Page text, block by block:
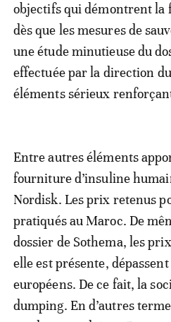
objectifs qui démontrent la
dès que les mesures de
une étude minutieuse du
effectuée par la direction
éléments sérieux
Entre autres éléments
fourniture d’insuline
Nordisk. Les prix retenus
pratiqués au Maroc. De
dossier de Sothema, les
elle est présente,
européens. De ce fait, la
dumping. En d’autres